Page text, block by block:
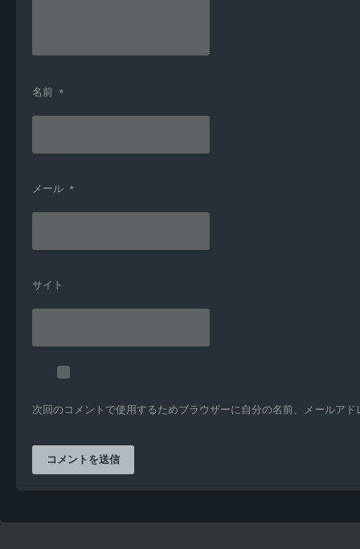
名前 *
メール *
サイト
次回のコメントで使用するためブラウザーに自分の名前、メールア